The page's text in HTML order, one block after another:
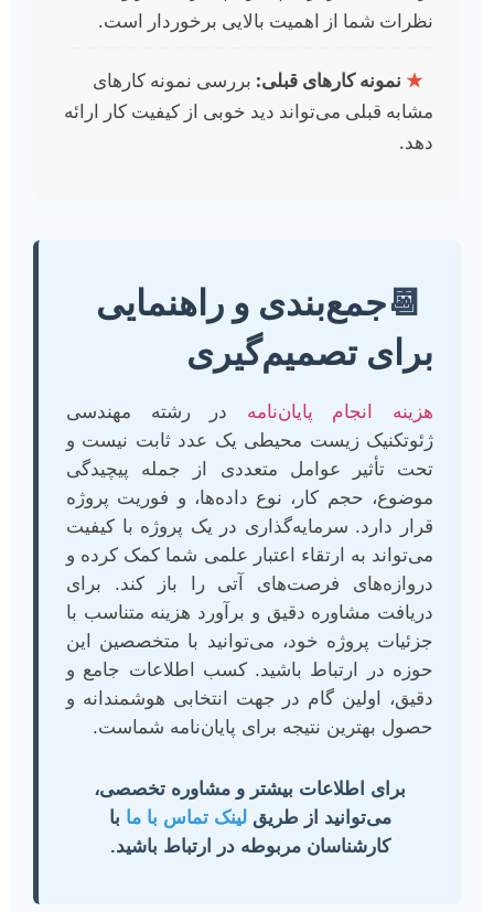
نظرات شما از اهمیت بالایی برخوردار است.
★نمونه کارهای قبلی:بررسی نمونه کارهای
مشابه قبلی می‌تواند دید خوبی از کیفیت کار ارائه
دهد.
📆جمع‌بندی و راهنمایی
برای تصمیم‌گیری
هزینه انجام پایان‌نامهدر رشته مهندسی
ژئوتکنیک زیست محیطی یک عدد ثابت نیست و
تحت تأثیر عوامل متعددی از جمله پیچیدگی
موضوع، حجم کار، نوع داده‌ها، و فوریت پروژه
قرار دارد. سرمایه‌گذاری در یک پروژه با کیفیت
می‌تواند به ارتقاء اعتبار علمی شما کمک کرده و
دروازه‌های فرصت‌های آتی را باز کند. برای
دریافت مشاوره دقیق و برآورد هزینه متناسب با
جزئیات پروژه خود، می‌توانید با متخصصین این
حوزه در ارتباط باشید. کسب اطلاعات جامع و
دقیق، اولین گام در جهت انتخابی هوشمندانه و
حصول بهترین نتیجه برای پایان‌نامه شماست.
برای اطلاعات بیشتر و مشاوره تخصصی،
می‌توانید از طریقلینک تماس با مابا
کارشناسان مربوطه در ارتباط باشید.